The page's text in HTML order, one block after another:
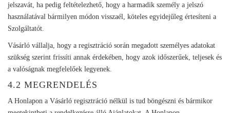
jelszavát, ha pedig feltételezhető, hogy a harmadik személy a jelszó
használatával bármilyen módon visszaél, köteles egyidejűleg értesíteni a
Szolgáltatót.
Vásárló vállalja, hogy a regisztráció során megadott személyes adatokat
szükség szerint frissíti annak érdekében, hogy azok időszerűek, teljesek és
a valóságnak megfelelőek legyenek.
4.2 MEGRENDELÉS
A Honlapon a Vásárló regisztráció nélkül is tud böngészni és bármikor